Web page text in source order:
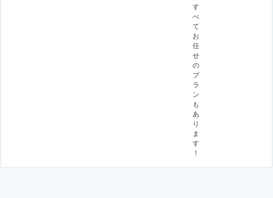
す
べ
て
お
任
せ
の
プ
ラ
ン
も
あ
り
ま
す
！